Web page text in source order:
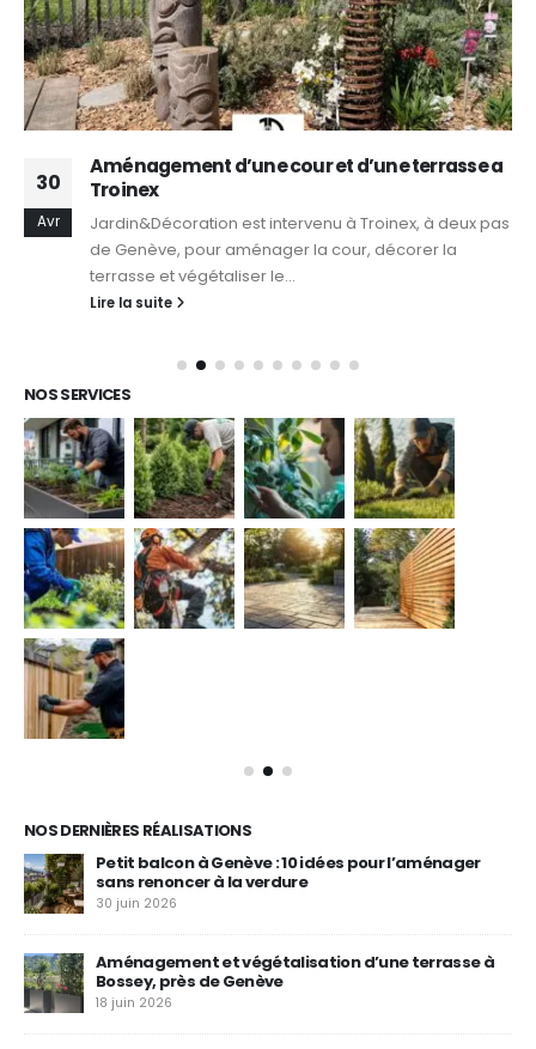
30
Avr
Aménagement d’une cour et d’une terrasse a
Troinex
Jardin&Décoration est intervenu à Troinex, à deux pas
de Genève, pour aménager la cour, décorer la
terrasse et végétaliser le...
Lire la suite
NOS SERVICES
NOS DERNIÈRES RÉALISATIONS
Petit balcon à Genève : 10 idées pour l’aménager
sans renoncer à la verdure
30 juin 2026
Aménagement et végétalisation d’une terrasse à
Bossey, près de Genève
18 juin 2026